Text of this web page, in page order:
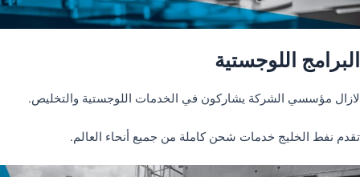
البرامج اللوجستية
لازال مؤسسي الشركة يشاركون في الخدمات اللوجستية والتخليص.
تقدم نفط الخليج خدمات شحن كاملة من جميع أنحاء العالم.